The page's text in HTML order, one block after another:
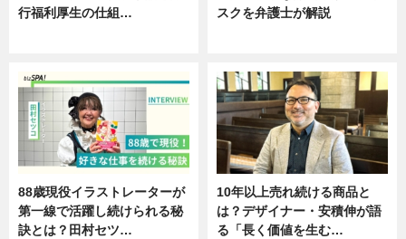
行福利厚生の仕組…
スクを弁護士が解説
88歳現役イラストレーターが
第一線で活躍し続けられる秘
訣とは？田村セツ…
10年以上売れ続ける商品と
は？デザイナー・安積伸が語
る「長く価値を生む…